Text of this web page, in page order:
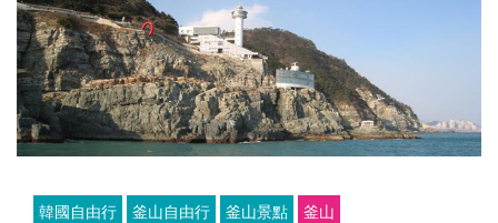
韓國自由行 釜山自由行 釜山景點 釜山